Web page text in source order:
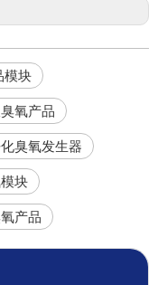
模块
氧产品
臭氧发生器
块
产品